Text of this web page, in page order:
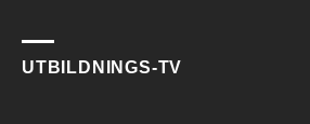
UTBILDNINGS-TV